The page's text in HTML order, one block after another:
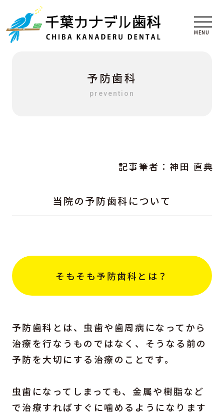
予防歯科
prevention
記事筆者：神田 直典
当院の予防歯科について
そもそも予防歯科とは？
予防歯科とは、虫歯や歯周病になってから
治療を行なうものではなく、そうなる前の
予防を大切にする治療のことです。
虫歯になってしまっても、金属や樹脂など
で治療すればすぐに噛めるようになります